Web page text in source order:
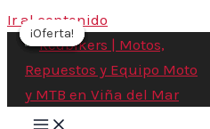
Ir al contenido
¡Oferta!
¡Oferta!
¡Oferta!
¡Oferta!
¡Oferta!